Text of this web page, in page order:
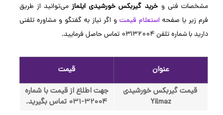
مشخصات فنی وخرید گیربکس خورشیدی ایلماز می‌توانید از طریق
فرم زیر یا صفحهاستعلام قیمتو اگر نیاز به گفتگو و مشاوره تلفنی
دارید با شماره تلفن ۰۳۱۳۲۰۰۴ تماس حاصل فرمایید.
عنوان
قیمت
قیمت گیربکس خورشیدی
Yilmaz
جهت اطلاع از قیمت با شماره
32004-031 تماس بگیرید.